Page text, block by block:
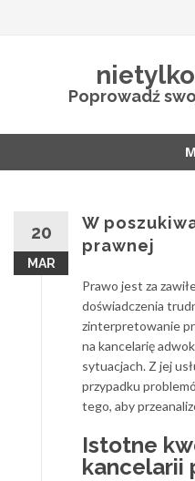
Poprowadź
20
MAR
W
prawnej
Prawo jest za
doświadczenia
zinterpretowanie
na kancelarię
sytuacjach. Z jej
przypadku
tego, aby
Istotne
kancelarii